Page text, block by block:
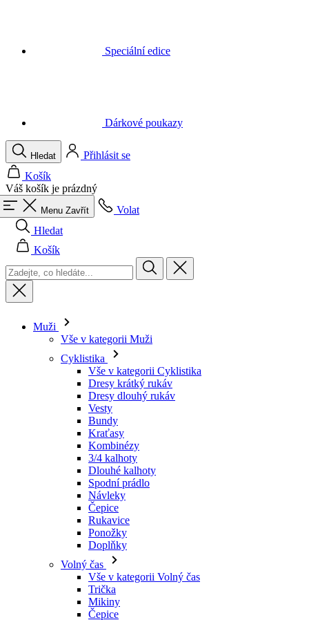
Váš košík je prázdný
Menu Zavřít
Volat
Hledat
Košík
Muži
Vše v kategorii Muži
Dresy dlouhý rukáv
Vesty
Bundy
Kraťasy
Kombinézy
3/4 kalhoty
Dlouhé kalhoty
Spodní prádlo
Návleky
Čepice
Rukavice
Ponožky
Doplňky
Volný čas
Vše v kategorii Volný čas
Trička
Mikiny
Čepice
Triatlon
Vše v kategorii Triatlon
Tílka
Kombinézy